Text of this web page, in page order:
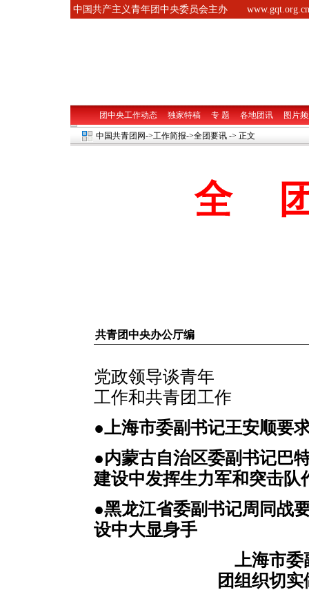
中国共产主义青年团中央委员会主办 www.gqt.org.cn
团中央工作动态 独家特稿 专 题 各地团讯 图片
中国共青团网->工作简报->全团要讯 -> 正文
共青团中央办公厅编
党政领导谈青年
工作和共青团工作
●上海市委副书记王安顺要
●内蒙古自治区委副书记巴
建设中发挥生力军和突击队
●黑龙江省委副书记周同战
设中大显身手
上海市委
团组织切